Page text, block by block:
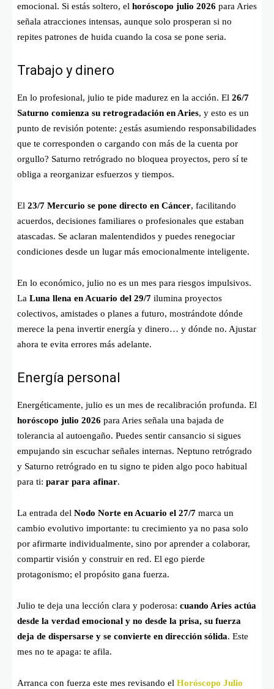
emocional. Si estás soltero, el horóscopo julio 2026 para Aries
señala atracciones intensas, aunque solo prosperan si no
repites patrones de huida cuando la cosa se pone seria.
Trabajo y dinero
En lo profesional, julio te pide madurez en la acción. El 26/7
Saturno comienza su retrogradación en Aries, y esto es un
punto de revisión potente: ¿estás asumiendo responsabilidades
que te corresponden o cargando con más de la cuenta por
orgullo? Saturno retrógrado no bloquea proyectos, pero sí te
obliga a reorganizar esfuerzos y tiempos.
El 23/7 Mercurio se pone directo en Cáncer, facilitando
acuerdos, decisiones familiares o profesionales que estaban
atascadas. Se aclaran malentendidos y puedes renegociar
condiciones desde un lugar más emocionalmente inteligente.
En lo económico, julio no es un mes para riesgos impulsivos.
La Luna llena en Acuario del 29/7 ilumina proyectos
colectivos, amistades o planes a futuro, mostrándote dónde
merece la pena invertir energía y dinero… y dónde no. Ajustar
ahora te evita errores más adelante.
Energía personal
Energéticamente, julio es un mes de recalibración profunda. El
horóscopo julio 2026 para Aries señala una bajada de
tolerancia al autoengaño. Puedes sentir cansancio si sigues
empujando sin escuchar señales internas. Neptuno retrógrado
y Saturno retrógrado en tu signo te piden algo poco habitual
para ti: parar para afinar.
La entrada del Nodo Norte en Acuario el 27/7 marca un
cambio evolutivo importante: tu crecimiento ya no pasa solo
por afirmarte individualmente, sino por aprender a colaborar,
compartir visión y construir en red. El ego pierde
protagonismo; el propósito gana fuerza.
Julio te deja una lección clara y poderosa: cuando Aries actúa
desde la verdad emocional y no desde la prisa, su fuerza
deja de dispersarse y se convierte en dirección sólida. Este
mes no te apaga: te afila.
Arranca con fuerza este mes revisando el Horóscopo Julio